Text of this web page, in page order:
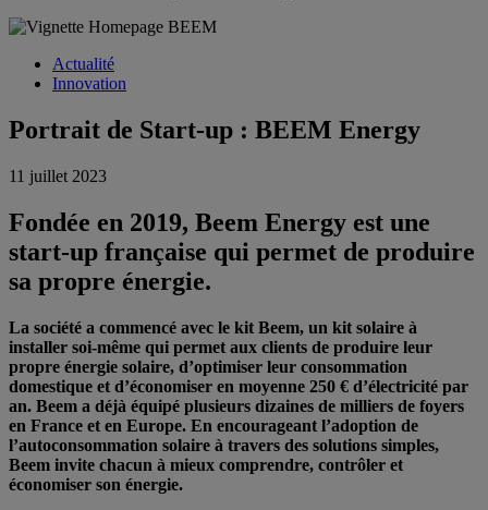
Actualité
Innovation
Portrait de Start-up : BEEM Energy
11 juillet 2023
Fondée en 2019, Beem Energy est une
start-up française qui permet de produire
sa propre énergie.
La société a commencé avec le kit Beem, un kit solaire à
installer soi-même qui permet aux clients de produire leur
propre énergie solaire, d’optimiser leur consommation
domestique et d’économiser en moyenne 250 € d’électricité par
an. Beem a déjà équipé plusieurs dizaines de milliers de foyers
en France et en Europe. En encourageant l’adoption de
l’autoconsommation solaire à travers des solutions simples,
Beem invite chacun à mieux comprendre, contrôler et
économiser son énergie.